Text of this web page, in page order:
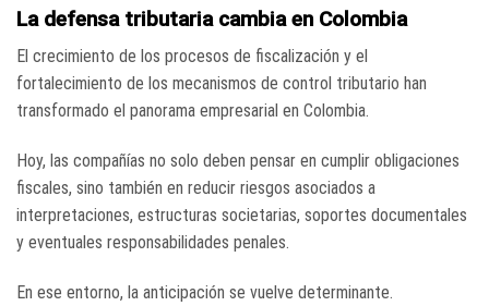
La defensa tributaria cambia en Colombia
El crecimiento de los procesos de fiscalización y el
fortalecimiento de los mecanismos de control tributario han
transformado el panorama empresarial en Colombia.
Hoy, las compañías no solo deben pensar en cumplir obligaciones
fiscales, sino también en reducir riesgos asociados a
interpretaciones, estructuras societarias, soportes documentales
y eventuales responsabilidades penales.
En ese entorno, la anticipación se vuelve determinante.